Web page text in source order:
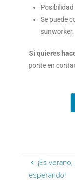
Se puede
sunworker.
Si quieres
ponte en
¡Es
esperando!